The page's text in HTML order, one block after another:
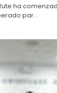
ha
par...